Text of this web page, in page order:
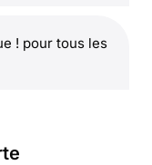
! pour tous les